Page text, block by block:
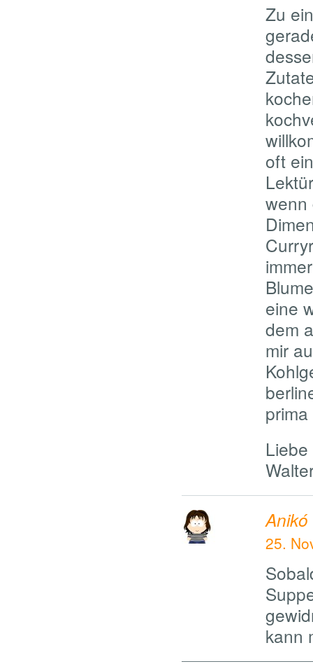
Zu
oft
wenn
eine
dem
mir
Anikó
25.
kann